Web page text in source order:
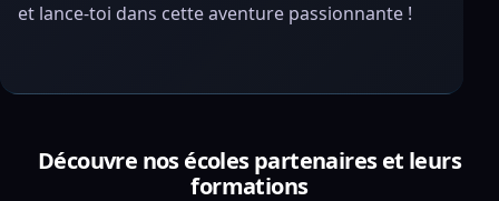
et lance-toi dans cette aventure passionnante !
Découvre nos écoles partenaires et leurs
formations